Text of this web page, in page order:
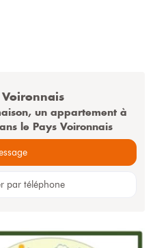
un appartement à
le Pays Voironnais
par téléphone